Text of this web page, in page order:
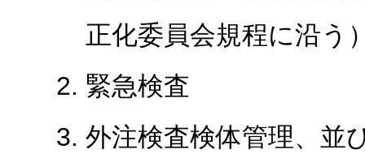
正化委員会規程に沿う
緊急検査
外注検査検体管理、並